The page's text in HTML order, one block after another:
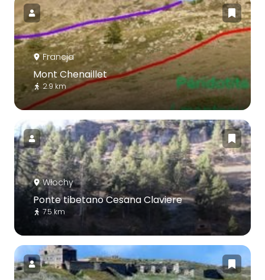
Francja
Mont Chenaillet
2.9 km
Włochy
Ponte tibetano Cesana Claviere
7.5 km